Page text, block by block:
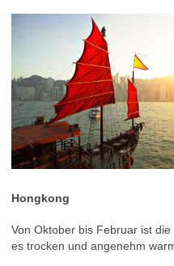
Hongkong
Von Oktober bis Februar ist
es trocken und angenehm